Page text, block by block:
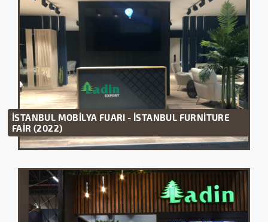
İSTANBUL MOBİLYA FUARI - İSTANBUL FURNİTURE
FAİR (2022)